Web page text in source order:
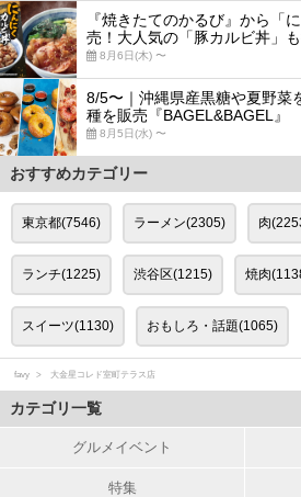
『焼きたてのかるび』から「
売！大人気の「豚カルビ丼」
8月6日(木) 〜
8/5〜｜沖縄県産黒糖や夏野菜
種を販売『BAGEL&BAGEL』
8月5日(水) 〜
おすすめカテゴリー
東京都(7546) ラーメン(2305) 肉
ランチ(1225) 渋谷区(1215) 焼肉
スイーツ(1130) おもしろ・話題(1065)
favy 大金星コレド室町テラス店
カテゴリ一覧
グルメイベント
特集